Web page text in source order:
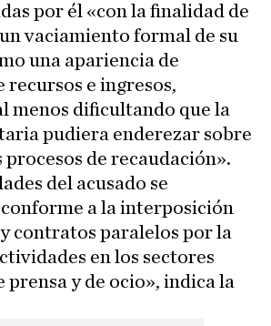
por él «con la finalidad de
vaciamiento formal de su
una apariencia de
recursos e ingresos,
menos dificultando que la
pudiera enderezar sobre
procesos de recaudación».
del acusado se
a la interposición
contratos paralelos por la
en los sectores
prensa y de ocio», indica la